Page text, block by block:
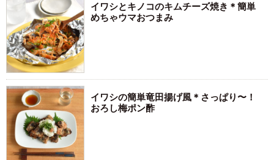
イワシとキノコのキムチーズ焼き＊簡単
めちゃウマおつまみ
イワシの簡単竜田揚げ風＊さっぱり〜！
おろし梅ポン酢